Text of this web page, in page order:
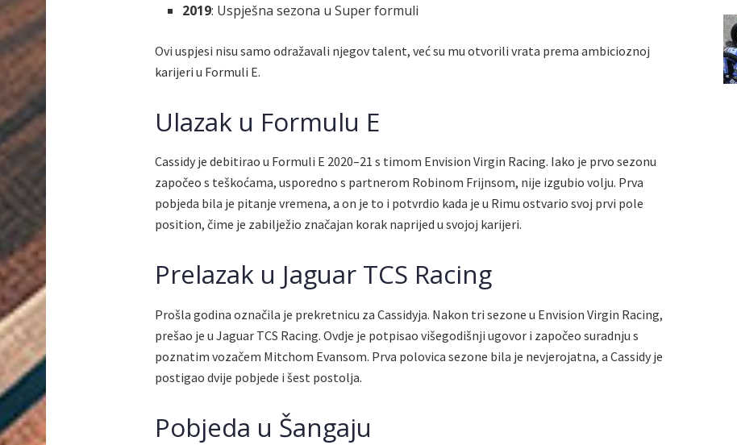
2019: Uspješna sezona u Super formuli
Ovi uspjesi nisu samo odražavali njegov talent, već su mu otvorili vrata prema ambicioznoj
karijeri u Formuli E.
Ulazak u Formulu E
Cassidy je debitirao u Formuli E 2020–21 s timom Envision Virgin Racing. Iako je prvo sezonu
započeo s teškoćama, usporedno s partnerom Robinom Frijnsom, nije izgubio volju. Prva
pobjeda bila je pitanje vremena, a on je to i potvrdio kada je u Rimu ostvario svoj prvi pole
position, čime je zabilježio značajan korak naprijed u svojoj karijeri.
Prelazak u Jaguar TCS Racing
Prošla godina označila je prekretnicu za Cassidyja. Nakon tri sezone u Envision Virgin Racing,
prešao je u Jaguar TCS Racing. Ovdje je potpisao višegodišnji ugovor i započeo suradnju s
poznatim vozačem Mitchom Evansom. Prva polovica sezone bila je nevjerojatna, a Cassidy je
postigao dvije pobjede i šest postolja.
Pobjeda u Šangaju